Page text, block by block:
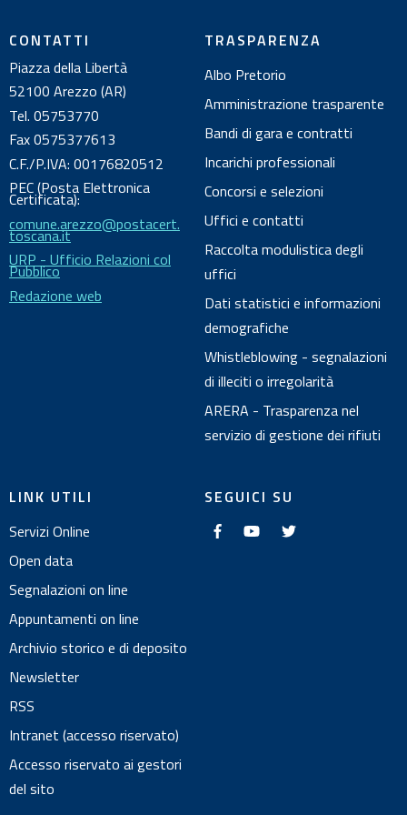
d
o
c
u
m
e
n
t
o
CONTATTI
Piazza della Libertà
52100 Arezzo (AR)
Tel. 05753770
Fax 0575377613
C.F./P.IVA: 00176820512
PEC (Posta Elettronica
Certificata):
comune.arezzo@postacert.
toscana.it
URP - Ufficio Relazioni col
Pubblico
Redazione web
TRASPARENZA
Albo Pretorio
Amministrazione trasparente
Bandi di gara e contratti
Incarichi professionali
Concorsi e selezioni
Uffici e contatti
Raccolta modulistica degli
uffici
Dati statistici e informazioni
demografiche
Whistleblowing - segnalazioni
di illeciti o irregolarità
ARERA - Trasparenza nel
servizio di gestione dei rifiuti
LINK UTILI
Servizi Online
Open data
Segnalazioni on line
Appuntamenti on line
Archivio storico e di deposito
Newsletter
RSS
Intranet (accesso riservato)
Accesso riservato ai gestori
del sito
SEGUICI SU
t
w